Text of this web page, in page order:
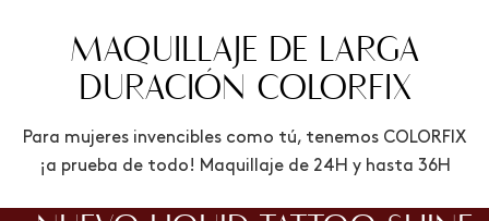
MAQUILLAJE DE LARGA
DURACIÓN COLORFIX
Para mujeres invencibles como tú, tenemos COLORFIX
¡a prueba de todo! Maquillaje de 24H y hasta 36H